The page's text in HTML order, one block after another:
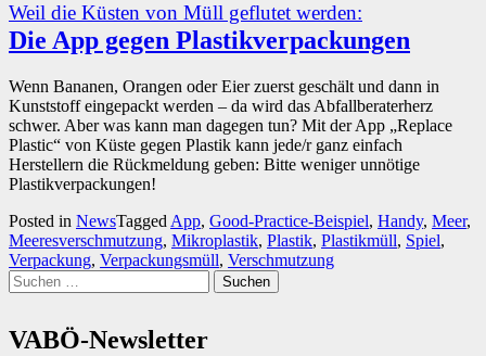
Weil die Küsten von Müll geflutet werden:
Die App gegen Plastikverpackungen
Wenn Bananen, Orangen oder Eier zuerst geschält und dann in
Kunststoff eingepackt werden – da wird das Abfallberaterherz
schwer. Aber was kann man dagegen tun? Mit der App „Replace
Plastic“ von Küste gegen Plastik kann jede/r ganz einfach
Herstellern die Rückmeldung geben: Bitte weniger unnötige
Plastikverpackungen!
Posted in NewsTagged App, Good-Practice-Beispiel, Handy, Meer,
Meeresverschmutzung, Mikroplastik, Plastik, Plastikmüll, Spiel,
Verpackung, Verpackungsmüll, Verschmutzung
Suchen
nach:
VABÖ-Newsletter